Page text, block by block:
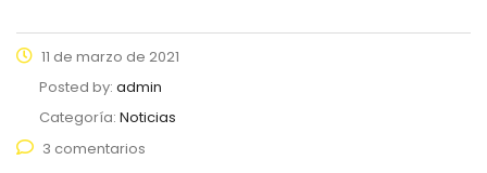
11 de marzo de 2021
Posted by: admin
Categoría: Noticias
3 comentarios